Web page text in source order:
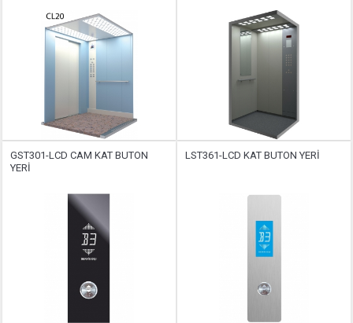
GST301-LCD CAM KAT BUTON
YERİ
LST361-LCD KAT BUTON YERİ